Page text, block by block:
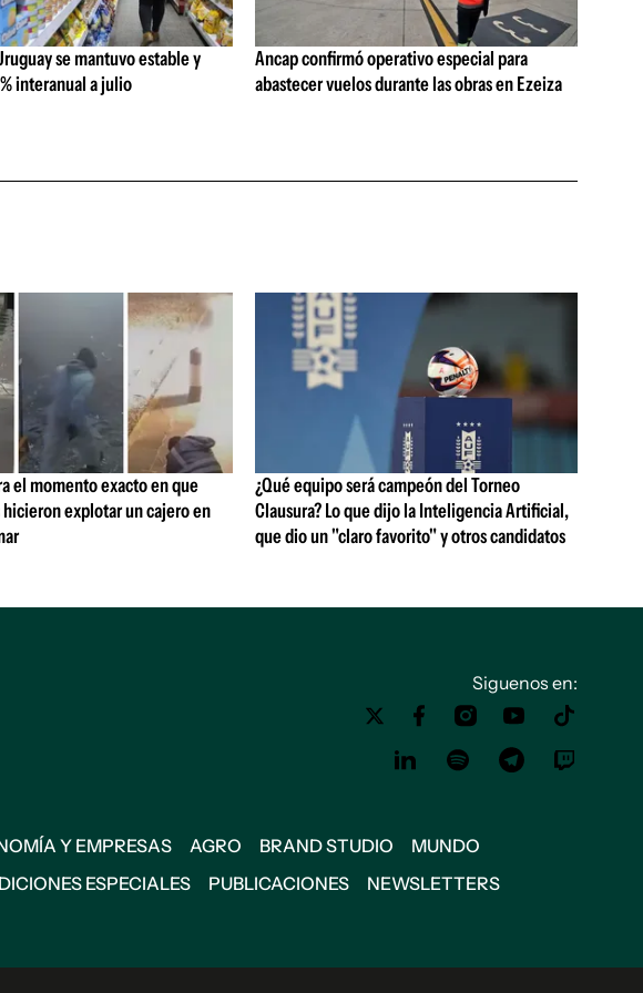
se mantuvo estable y
interanual a julio
Ancap confirmó operativo especial para
abastecer vuelos durante las obras en Ezeiza
el momento exacto en que
explotar un cajero en
¿Qué equipo será campeón del Torneo
Clausura? Lo que dijo la Inteligencia Artificial,
que dio un "claro favorito" y otros candidatos
Siguenos en:
Y EMPRESAS AGRO BRAND STUDIO
MUNDO
ESPECIALES PUBLICACIONES
NEWSLETTERS